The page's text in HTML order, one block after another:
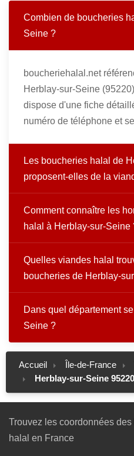
Combien de boucheries
Seine ?
boucheriehalal.net
Herblay-sur-Seine
dispose d'une fiche
numéro de téléphone et
Les boucheries halal de
proposent-elles de la
Comment connaître les
halal à Herblay-sur-Seine
Quelles viandes halal
boucheries de Herblay-
Dans quel département
Seine ?
Accueil Île-de-France
Herblay-sur-Seine 95220
Trouvez les coordonnées
halal en France